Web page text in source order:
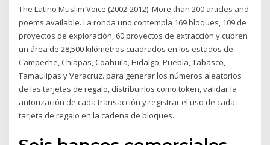
The Latino Muslim Voice (2002-2012). More than 200 articles and
poems available. La ronda uno contempla 169 bloques, 109 de
proyectos de exploración, 60 proyectos de extracción y cubren
un área de 28,500 kilómetros cuadrados en los estados de
Campeche, Chiapas, Coahuila, Hidalgo, Puebla, Tabasco,
Tamaulipas y Veracruz. para generar los números aleatorios
de las tarjetas de regalo, distribuirlos como token, validar la
autorización de cada transacción y registrar el uso de cada
tarjeta de regalo en la cadena de bloques.